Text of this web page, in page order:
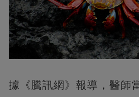
據《騰訊網》報導，醫師